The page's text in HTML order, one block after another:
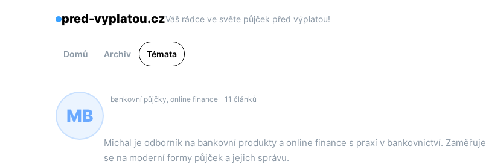
pred-vyplatou.czVáš rádce ve světe půjček před výplatou!
Domů Archiv Témata
MB
bankovní půjčky, online finance 11 článků
Michal je odborník na bankovní produkty a online finance s praxí v bankovnictví. Zaměřuje
se na moderní formy půjček a jejich správu.